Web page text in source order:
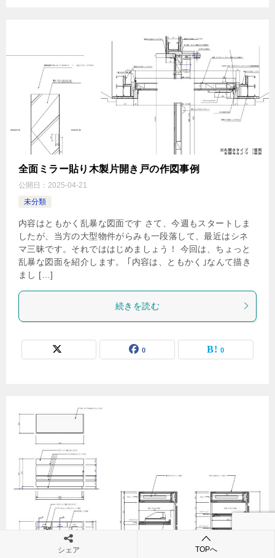
全面ミラー貼り木製片開き戸の作図事例
公開日： 2025-04-21
未分類
内容はともかく乱暴な図面です さて、今週もスタートしま
したが、当方の大型物件がらみも一段落して、最近はシネ
マ三昧です。それでははじめましょう！ 今回は、ちょっと
乱暴な図面を紹介します。 ｢内容は、ともかく｣なんて描き
まし […]
続きを読む
0 0
サービスカウンターの基本型
シェア TOPへ